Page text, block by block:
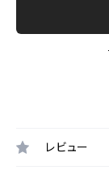
レビュー